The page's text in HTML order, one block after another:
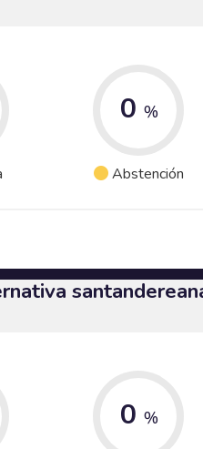
0 %
Abstención
0 %